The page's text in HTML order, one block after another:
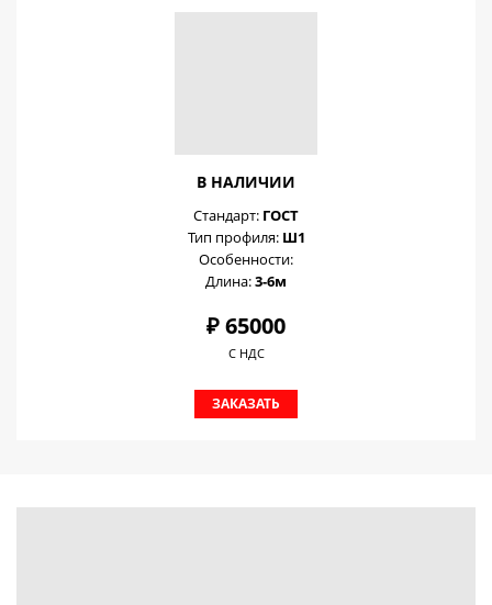
В НАЛИЧИИ
Стандарт: ГОСТ
Тип профиля: Ш1
Особенности:
Длина:3-6м
₽ 65000
С НДС
ЗАКАЗАТЬ